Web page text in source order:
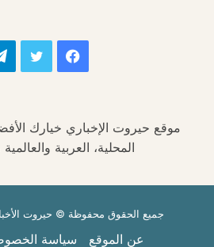
فيسبوك تويتر
موقع حيروت الإخباري خيارك
المحلية، العربية
جميع الحقوق محفوظة © حيروت الأخبار
عن الموقع سياسة